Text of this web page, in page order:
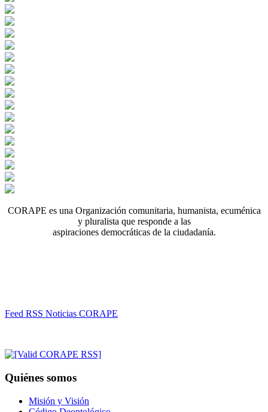
CORAPE es una Organización comunitaria, humanista, ecuménica
y pluralista que responde a las
aspiraciones democráticas de la ciudadanía.
Feed RSS Noticias CORAPE
Quiénes somos
Misión y Visión